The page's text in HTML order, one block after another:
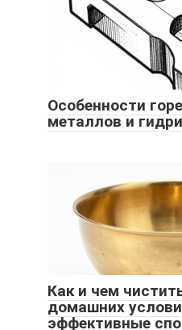
Особенности
металлов и
Как и чем
домашних
эффективные